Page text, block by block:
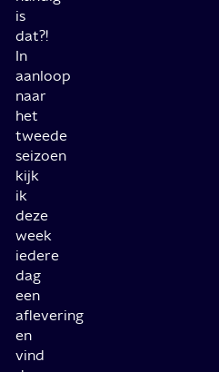
is
dat?!
In
aanloop
naar
het
tweede
seizoen
kijk
ik
deze
week
iedere
dag
een
aflevering
en
vind
00:01
Dit item is momenteel niet